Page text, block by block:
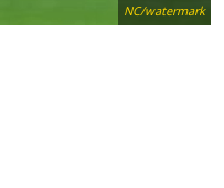
NC/watermark